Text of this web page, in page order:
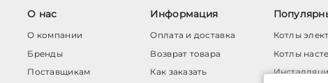
О нас
О компании
Бренды
Поставщикам
Информация
Оплата и доставка
Возврат товара
Как заказать
Котлы
Котлы